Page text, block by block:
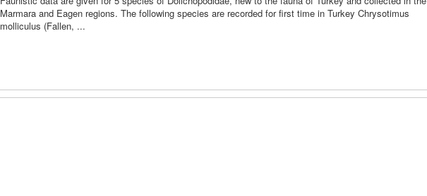
Marmara and Eagen regions. The following species are recorded for first time in Turkey Chrysotimus
molliculus (Fallen, ...